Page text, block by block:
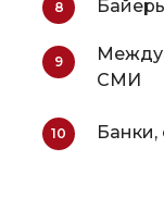
10 Банки,
9
СМИ
8